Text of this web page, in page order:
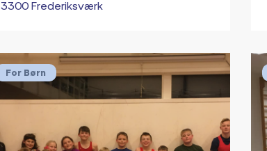
3300 Frederiksværk
For Børn